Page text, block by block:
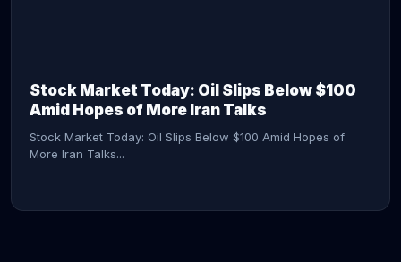
Stock Market Today: Oil Slips Below $100
Amid Hopes of More Iran Talks
Stock Market Today: Oil Slips Below $100 Amid Hopes of
More Iran Talks...